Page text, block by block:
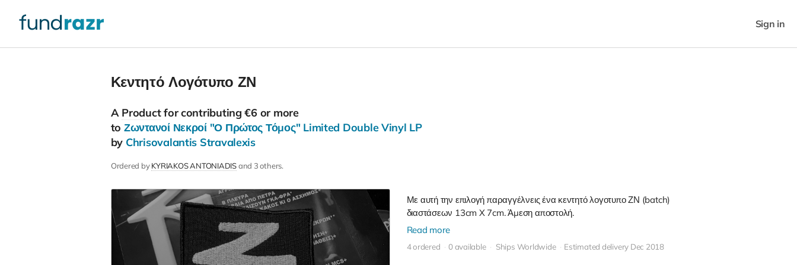
Sign in
Κεντητό Λογότυπο ΖΝ
A Productfor contributing €6 or more
to Ζωντανοί Νεκροί "Ο Πρώτος Τόμος" Limited Double Vinyl LP
by Chrisovalantis Stravalexis
Ordered byKYRIAKOS ANTONIADISand 3 others.
Με αυτή την επιλογή παραγγέλνεις ένα κεντητό λογοτυπο ΖΝ (batch)
διαστάσεων 13cm X 7cm. Άμεση αποστολή.
Read more
4 ordered 0 available Ships Worldwide Estimated delivery Dec 2018